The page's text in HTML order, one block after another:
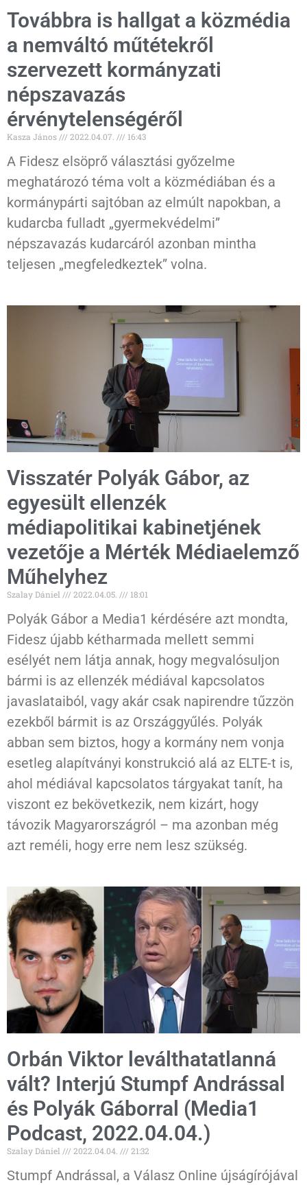
Továbbra is hallgat a közmédia
a nemváltó műtétekről
szervezett kormányzati
népszavazás
érvénytelenségéről
Kasza János 2022.04.07. 16:43
A Fidesz elsöprő választási győzelme
meghatározó téma volt a közmédiában és a
kormánypárti sajtóban az elmúlt napokban, a
kudarcba fulladt „gyermekvédelmi”
népszavazás kudarcáról azonban mintha
teljesen „megfeledkeztek” volna.
Visszatér Polyák Gábor, az
egyesült ellenzék
médiapolitikai kabinetjének
vezetője a Mérték Médiaelemző
Műhelyhez
Szalay Dániel 2022.04.05. 18:01
Polyák Gábor a Media1 kérdésére azt mondta,
Fidesz újabb kétharmada mellett semmi
esélyét nem látja annak, hogy megvalósuljon
bármi is az ellenzék médiával kapcsolatos
javaslataiból, vagy akár csak napirendre tűzzön
ezekből bármit is az Országgyűlés. Polyák
abban sem biztos, hogy a kormány nem vonja
esetleg alapítványi konstrukció alá az ELTE-t is,
ahol médiával kapcsolatos tárgyakat tanít, ha
viszont ez bekövetkezik, nem kizárt, hogy
távozik Magyarországról – ma azonban még
azt reméli, hogy erre nem lesz szükség.
Orbán Viktor leválthatatlanná
vált? Interjú Stumpf Andrással
és Polyák Gáborral (Media1
Podcast, 2022.04.04.)
Szalay Dániel 2022.04.04. 21:32
Stumpf Andrással, a Válasz Online újságírójával